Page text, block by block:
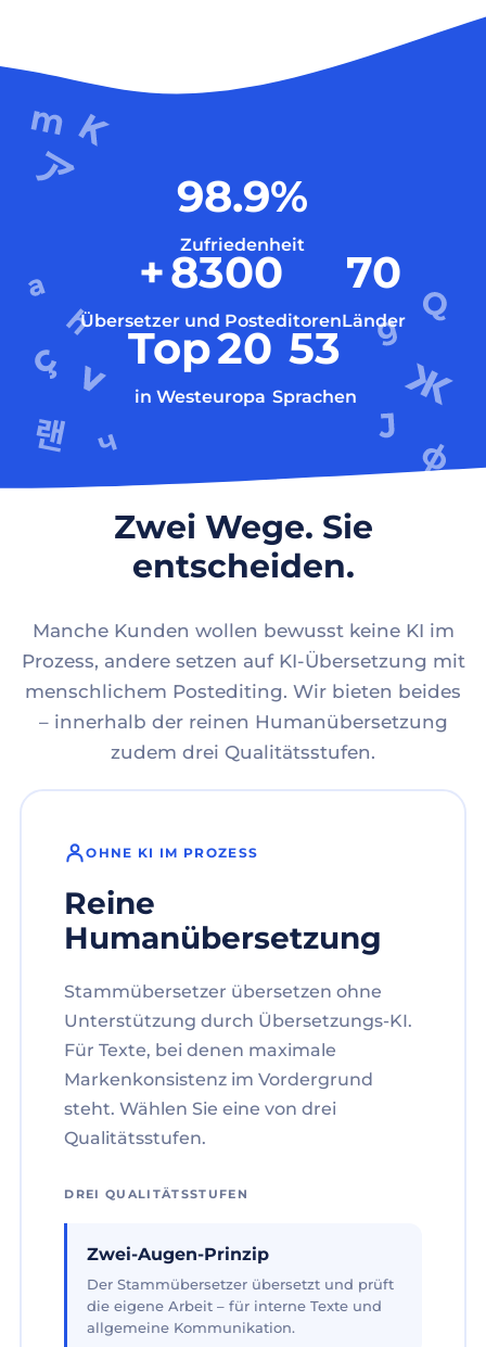
98.9%
Zufriedenheit
+8300
Übersetzer und Posteditoren
70
Länder
Top20
in Westeuropa
53
Sprachen
Zwei Wege. Sie
entscheiden.
Manche Kunden wollen bewusst keine KI im
Prozess, andere setzen auf KI-Übersetzung mit
menschlichem Postediting. Wir bieten beides
– innerhalb der reinen Humanübersetzung
zudem drei Qualitätsstufen.
OHNE KI IM PROZESS
Reine
Humanübersetzung
Stammübersetzer übersetzen ohne
Unterstützung durch Übersetzungs-KI.
Für Texte, bei denen maximale
Markenkonsistenz im Vordergrund
steht. Wählen Sie eine von drei
Qualitätsstufen.
DREI QUALITÄTSSTUFEN
Zwei-Augen-Prinzip
Der Stammübersetzer übersetzt und prüft
die eigene Arbeit – für interne Texte und
allgemeine Kommunikation.